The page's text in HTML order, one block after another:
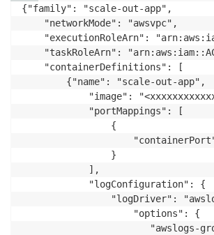
{"family": "scale-out-app",
    "networkMode": "awsvpc",
"executionRoleArn":
"taskRoleArn":
    "containerDefinitions": [
        {"name": "scale-out-app",
"image":
            "portMappings": [
                {
                }
            ],
            "logConfiguration": {
"logDriver":
                    "options": {
"awslogs-